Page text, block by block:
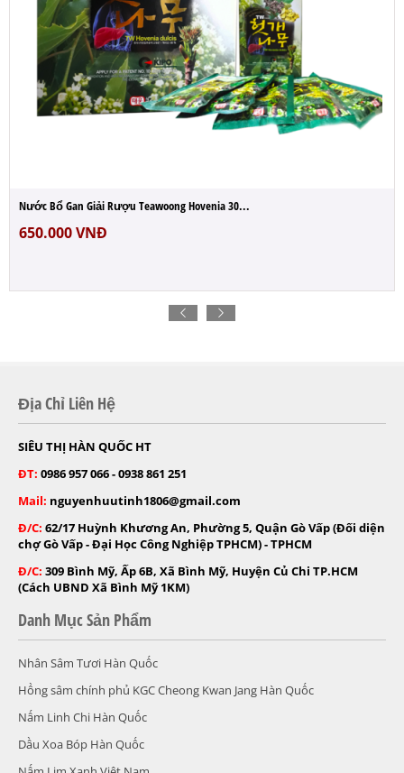
Bổ Gan Giải Rượu Teawoong Hovenia 30...
VNĐ
Địa Chỉ Liên Hệ
SIÊU THỊ HÀN QUỐC HT
ĐT: 0986 957 066 - 0938 861 251
Mail: nguyenhuutinh1806@gmail.com
Đ/C: 62/17 Huỳnh Khương An, Phường 5, Quận Gò Vấp (Đối diện
chợ Gò Vấp - Đại Học Công Nghiệp TPHCM) - TPHCM
Đ/C: 309 Bình Mỹ, Ấp 6B, Xã Bình Mỹ, Huyện Củ Chi TP.HCM
(Cách UBND Xã Bình Mỹ 1KM)
Danh Mục Sản Phẩm
Nhân Sâm Tươi Hàn Quốc
Hồng sâm chính phủ KGC Cheong Kwan Jang Hàn Quốc
Nấm Linh Chi Hàn Quốc
Dầu Xoa Bóp Hàn Quốc